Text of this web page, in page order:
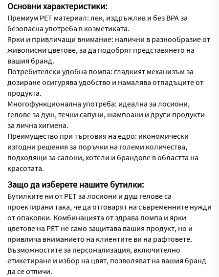
Основни характеристики:
Премиум PET материал: лек, издръжлив и без BPA за
безопасна употреба в козметиката.
Ярки и привличащи внимание: налични в разнообразие от
живописни цветове, за да подобрят представянето на
вашия бранд.
Потребителски удобна помпа: гладкият механизъм за
дозиране осигурява удобство и намалява отпадъците от
продукта.
Многофункционална употреба: идеална за лосиони,
гелове за душ, течни сапуни, шампоани и други продукти
за лична хигиена.
Преимущество при търговия на едро: икономически
изгодни решения за поръчки на големи количества,
подходящи за салони, хотели и брандове в областта на
красотата.
Защо да изберете нашите бутилки:
Бутилките ни от PET за лосиони и душ гелове са
проектирани така, че да отговарят на съвременните нужди
от опаковки. Комбинацията от здрава помпа и ярки
цветове на PET не само защитава вашия продукт, но и
привлича вниманието на клиентите ви на рафтовете.
Възможностите за персонализация, включително
етикетиране и избор на цвят, позволяват на вашия бранд
да се отличи.